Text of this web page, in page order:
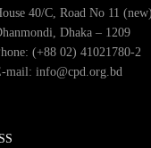
40/C, Road No 11 (new)
Dhaka – 1209
(+88 02) 41021780-2
mail: info@cpd.org.bd